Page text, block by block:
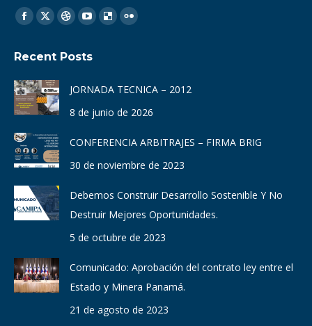
Find us on:
Facebook
opens
in
new
window
X
opens
in
new
window
Dribbble
opens
new
window
YouTube
opens
new
window
Delicious
new
window
Flickr
new
window
Recent Posts
JORNADA TECNICA – 2012
8 de junio de 2026
CONFERENCIA ARBITRAJES – FIRMA BRIG
30 de noviembre de 2023
Debemos Construir Desarrollo Sostenible Y No
Destruir Mejores Oportunidades.
5 de octubre de 2023
Comunicado: Aprobación del contrato ley entre el
Estado y Minera Panamá.
21 de agosto de 2023